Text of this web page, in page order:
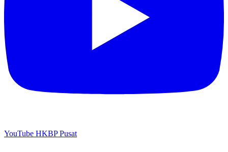
YouTube HKBP Pusat